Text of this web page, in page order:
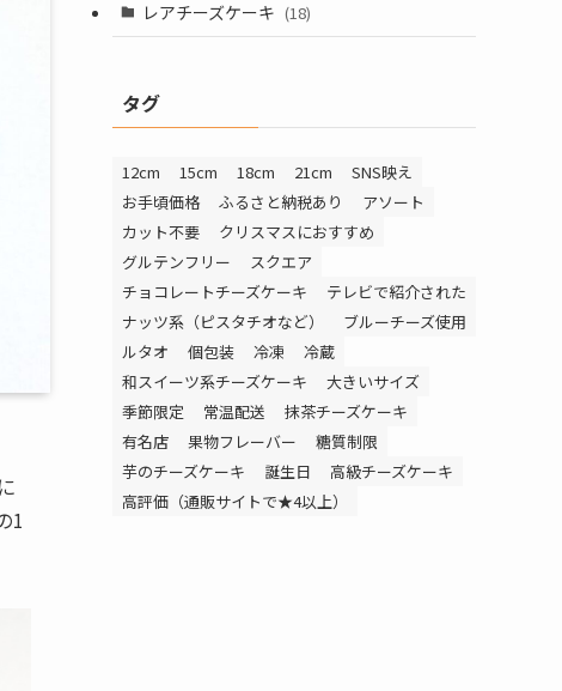
1
レアチーズケーキ (18)
タグ
12cm 15cm 18cm 21cm
SNS映え
お手頃価格
ふるさと納税あり
アソート
カット不要
クリスマスにおすすめ
グルテンフリー
スクエア
チョコレートチーズケーキ
テレビで紹介された
ナッツ系（ピスタチオなど）
ブルーチーズ使用
ルタオ
個包装 冷凍
冷蔵
和スイーツ系チーズケーキ
大きいサイズ
季節限定
常温配送
抹茶チーズケーキ
有名店
果物フレーバー
糖質制限
芋のチーズケーキ
誕生日
高級チーズケーキ
高評価（通販サイトで★4以上）